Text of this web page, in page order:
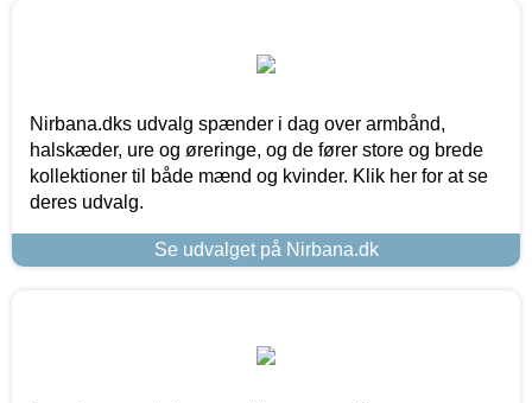
Nirbana.dks udvalg spænder i dag over armbånd,
halskæder, ure og øreringe, og de fører store og brede
kollektioner til både mænd og kvinder. Klik her for at se
deres udvalg.
Se udvalget på Nirbana.dk